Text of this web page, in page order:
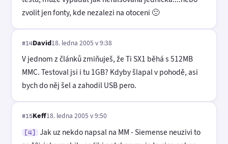
zvolit jen fonty, kde nezalezi na otoceni 🙁
#14David18. ledna 2005 v 9:38
V jednom z článků zmiňuješ, že Ti SX1 běhá s 512MB
MMC. Testoval jsi i tu 1GB? Kdyby šlapal v pohodě, asi
bych do něj šel a zahodil USB pero.
#15Keff18. ledna 2005 v 9:50
[4]
Jak uz nekdo napsal na MM - Siemense neuzivi to